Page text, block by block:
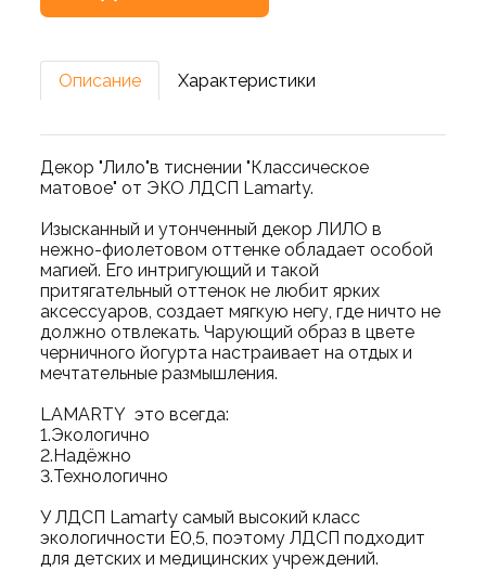
Описание Характеристики
Декор "Лило"в тиснении "Классическое
матовое" от ЭКО ЛДСП Lamarty.
Изысканный и утонченный декор ЛИЛО в
нежно-фиолетовом оттенке обладает особой
магией. Его интригующий и такой
притягательный оттенок не любит ярких
аксессуаров, создает мягкую негу, где ничто не
должно отвлекать. Чарующий образ в цвете
черничного йогурта настраивает на отдых и
мечтательные размышления.
LAMARTY это всегда:
1.Экологично
2.Надёжно
3.Технологично
У ЛДСП Lamarty самый высокий класс
экологичности Е0,5, поэтому ЛДСП подходит
для детских и медицинских учреждений.